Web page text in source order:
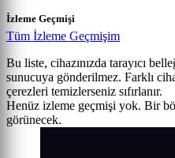
İzleme Geçmişi
Tüm İzleme Geçmişim
Bu liste, cihazınızda tarayıcı
sunucuya gönderilmez. Farklı
çerezleri temizlerseniz sıfırlanır.
Henüz izleme geçmişi yok. Bir
görünecek.